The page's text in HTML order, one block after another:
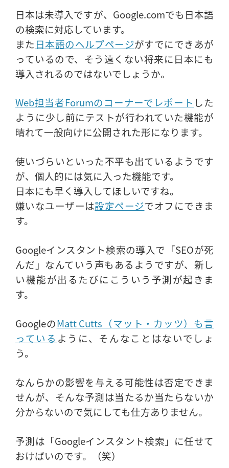
日本は未導入ですが、Google.comでも日本語
の検索に対応しています。
また 日本語のヘルプページがすでにできあが
っているので、そう遠くない将来に日本にも
導入されるのではないでしょうか。
Web担当者Forumのコーナーでレポート した
ように少し前にテストが行われていた機能が
晴れて一般向けに公開された形になります。
使いづらいといった不平も出ているようです
が、個人的には気に入った機能です。
日本にも早く導入してほしいですね。
嫌いなユーザーは設定ページでオフにできま
す。
Googleインスタント検索の導入で「SEOが死
んだ」なんていう声もあるようですが、新し
い機能が出るたびにこういう予測が起きま
す。
GoogleのMatt Cutts（マット・カッツ）も言
っている ように、そんなことはないでしょ
う。
なんらかの影響を与える可能性は否定できま
せんが、そんな予測は当たるか当たらないか
分からないので気にしても仕方ありません。
予測は「Googleインスタント検索」に任せて
おけばいのです。（笑）